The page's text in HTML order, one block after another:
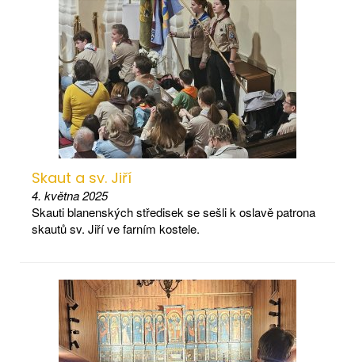
Skaut a sv. Jiří
4. května 2025
Skauti blanenských středisek se sešli k oslavě patrona
skautů sv. Jiří ve farním kostele.